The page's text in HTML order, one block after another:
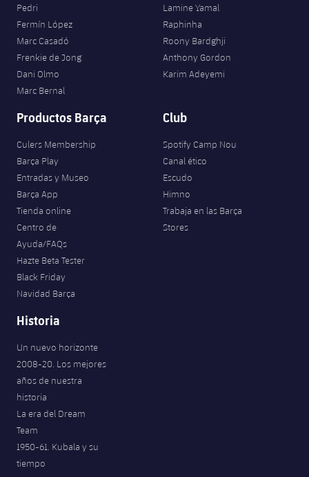
Pedri
Fermín López
Marc Casadó
Frenkie de Jong
Dani Olmo
Marc Bernal
Lamine Yamal
Raphinha
Roony Bardghji
Anthony Gordon
Karim Adeyemi
Productos Barça
Culers Membership
Barça Play
Entradas y Museo
Barça App
Tienda online
Centro de
Ayuda/FAQs
Hazte Beta Tester
Black Friday
Navidad Barça
Club
Spotify Camp Nou
Canal ético
Escudo
Himno
Trabaja en las Barça
Stores
Historia
Un nuevo horizonte
2008-20. Los mejores
años de nuestra
historia
La era del Dream
Team
1950-61. Kubala y su
tiempo